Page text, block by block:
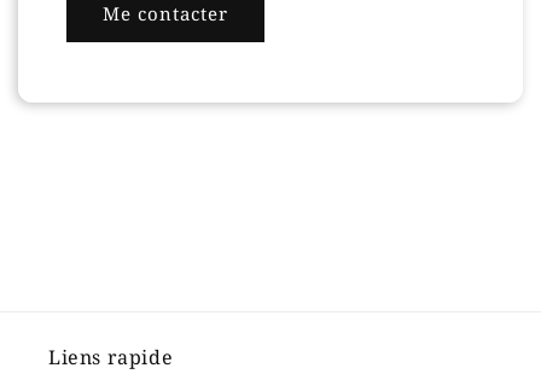
Me contacter
Liens rapide